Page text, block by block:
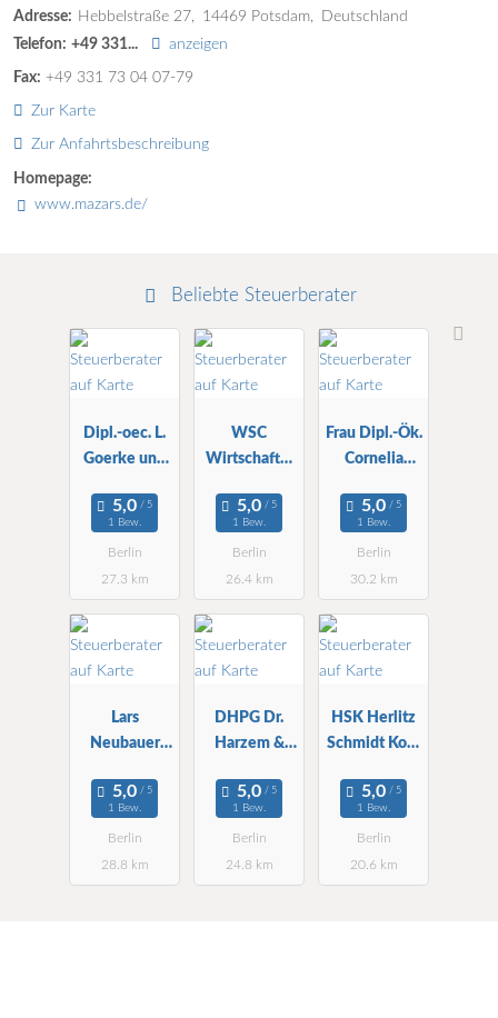
Adresse: Hebbelstraße 27 14469 Potsdam
Deutschland
Telefon: +49 331... anzeigen
Fax: +49 331 73 04 07-79
Zur Karte
Zur Anfahrtsbeschreibung
Homepage:
www.mazars.de/
Beliebte Steuerberater
Dipl.-oec. L.
Goerke und
mbH
1 Bew.
Berlin
27.3 km
WSC
Wirtschafts-
mbH ZNL
1 Bew.
Berlin
26.4 km
Frau Dipl.-Ök.
Cornelia
Steuerberater
in
1 Bew.
Berlin
30.2 km
Lars
Neubauer
, WP
1 Bew.
Berlin
28.8 km
DHPG Dr.
Harzem &
WPG StBG
Berlin
1 Bew.
Berlin
24.8 km
HSK Herlitz
Schmidt Kopf
1 Bew.
Berlin
20.6 km